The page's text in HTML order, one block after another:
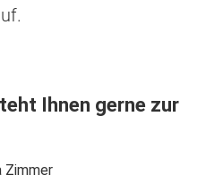
Ihnen gerne zur
Zimmer